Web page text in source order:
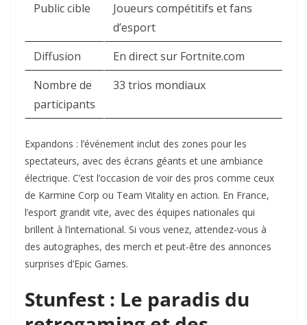
Public cible
Joueurs compétitifs et fans
d’esport
Diffusion
En direct sur Fortnite.com
Nombre de
participants
33 trios mondiaux
Expandons : l’événement inclut des zones pour les
spectateurs, avec des écrans géants et une ambiance
électrique. C’est l’occasion de voir des pros comme ceux
de Karmine Corp ou Team Vitality en action. En France,
l’esport grandit vite, avec des équipes nationales qui
brillent à l’international. Si vous venez, attendez-vous à
des autographes, des merch et peut-être des annonces
surprises d’Epic Games.
Stunfest : Le paradis du